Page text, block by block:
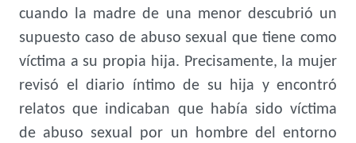
cuando la madre de una menor descubrió un
supuesto caso de abuso sexual que tiene como
víctima a su propia hija. Precisamente, la mujer
revisó el diario íntimo de su hija y encontró
relatos que indicaban que había sido víctima
de abuso sexual por un hombre del entorno